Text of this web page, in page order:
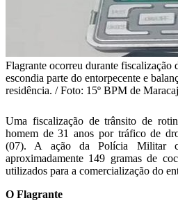
Flagrante ocorreu durante fiscalização
escondia parte do entorpecente e
residência. / Foto: 15º BPM de
Uma fiscalização de trânsito de
homem de 31 anos por tráfico de
(07). A ação da Polícia Militar
aproximadamente 149 gramas de
utilizados para a comercialização do
O Flagrante